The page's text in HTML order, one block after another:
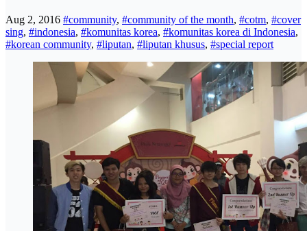
Aug 2, 2016 #community, #community of the month, #cotm, #cover
sing, #indonesia, #komunitas korea, #komunitas korea di Indonesia,
#korean community, #liputan, #liputan khusus, #special report